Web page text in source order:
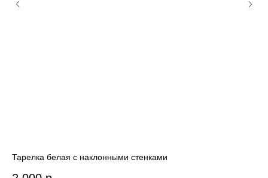
Тарелка белая с наклонными стенками